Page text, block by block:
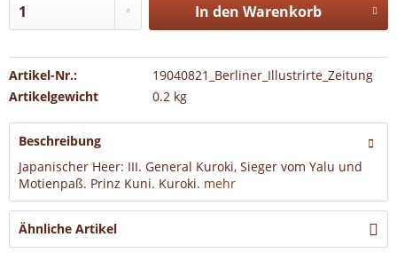
In den Warenkorb
Artikel-Nr.:
19040821_Berliner_Illustrirte_Zeitung
Artikelgewicht
0.2 kg
Beschreibung
Japanischer Heer: III. General Kuroki, Sieger vom Yalu und
Motienpaß. Prinz Kuni. Kuroki. mehr
Ähnliche Artikel